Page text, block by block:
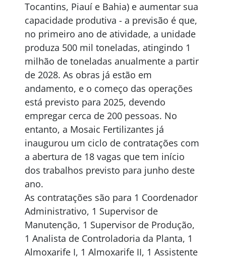
Tocantins, Piauí e Bahia) e aumentar sua
capacidade produtiva - a previsão é que,
no primeiro ano de atividade, a unidade
produza 500 mil toneladas, atingindo 1
milhão de toneladas anualmente a partir
de 2028. As obras já estão em
andamento, e o começo das operações
está previsto para 2025, devendo
empregar cerca de 200 pessoas. No
entanto, a Mosaic Fertilizantes já
inaugurou um ciclo de contratações com
a abertura de 18 vagas que tem início
dos trabalhos previsto para junho deste
ano.
As contratações são para 1 Coordenador
Administrativo, 1 Supervisor de
Manutenção, 1 Supervisor de Produção,
1 Analista de Controladoria da Planta, 1
Almoxarife I, 1 Almoxarife II, 1 Assistente